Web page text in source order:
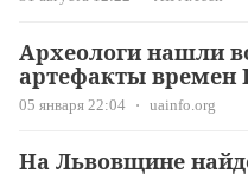
Археологи нашли
артефакты времен
05 января 22:04 uainfo.org
На Львовщине